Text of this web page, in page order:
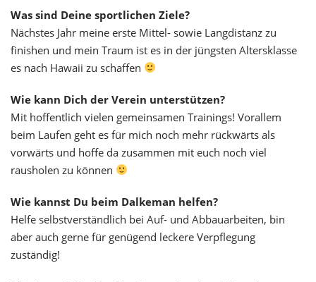
Was sind Deine sportlichen Ziele?
Nächstes Jahr meine erste Mittel- sowie Langdistanz zu
finishen und mein Traum ist es in der jüngsten Altersklasse
es nach Hawaii zu schaffen
Wie kann Dich der Verein unterstützen?
Mit hoffentlich vielen gemeinsamen Trainings! Vorallem
beim Laufen geht es für mich noch mehr rückwärts als
vorwärts und hoffe da zusammen mit euch noch viel
rausholen zu können
Wie kannst Du beim Dalkeman helfen?
Helfe selbstverständlich bei Auf- und Abbauarbeiten, bin
aber auch gerne für genügend leckere Verpflegung
zuständig!